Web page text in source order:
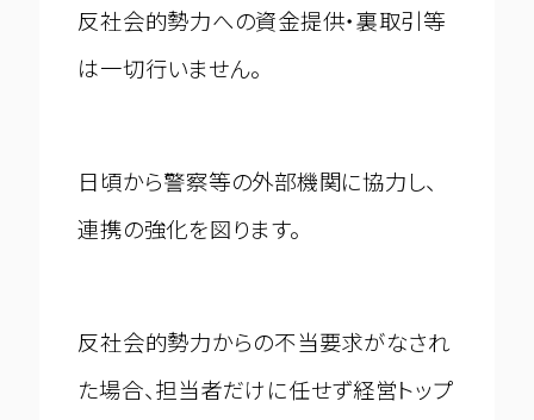
データ＆アナリティクス
サステイナビリティ・イニシアティブ
リスク＆ガバナンス
ニュースリリース
反社会的勢力への資金提供・裏取引等
は一切行いません。
日頃から警察等の外部機関に協力し、
連携の強化を図ります。
反社会的勢力からの不当要求がなされ
た場合、担当者だけに任せず経営トップ